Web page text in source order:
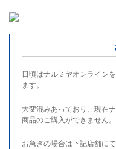
日頃はナルミヤオンライン
ます。
大変混みあっており、現在
商品のご購入ができません。
お急ぎの場合は下記店舗に